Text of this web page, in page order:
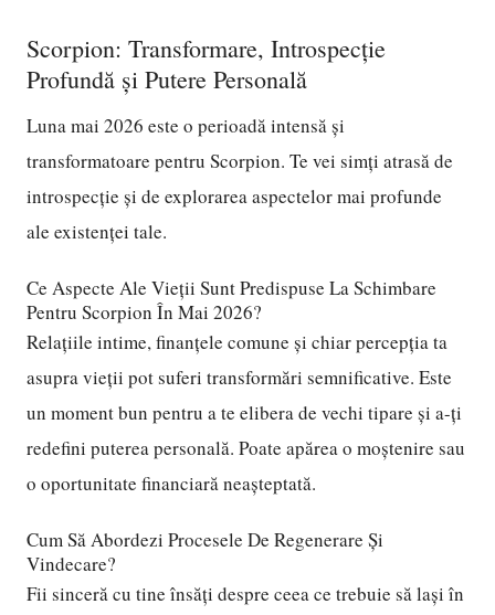
Scorpion: Transformare, Introspecție
Profundă și Putere Personală
Luna mai 2026 este o perioadă intensă și
transformatoare pentru Scorpion. Te vei simți atrasă de
introspecție și de explorarea aspectelor mai profunde
ale existenței tale.
Ce Aspecte Ale Vieții Sunt Predispuse La Schimbare
Pentru Scorpion În Mai 2026?
Relațiile intime, finanțele comune și chiar percepția ta
asupra vieții pot suferi transformări semnificative. Este
un moment bun pentru a te elibera de vechi tipare și a-ți
redefini puterea personală. Poate apărea o moștenire sau
o oportunitate financiară neașteptată.
Cum Să Abordezi Procesele De Regenerare Și
Vindecare?
Fii sinceră cu tine însăți despre ceea ce trebuie să lași în